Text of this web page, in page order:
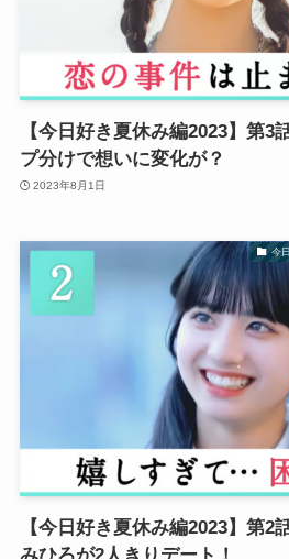
【今日好き夏休み編2023】第3
プ分けで想いに変化が？
2023年8月1日
今
【今日好き夏休み編2023】第2